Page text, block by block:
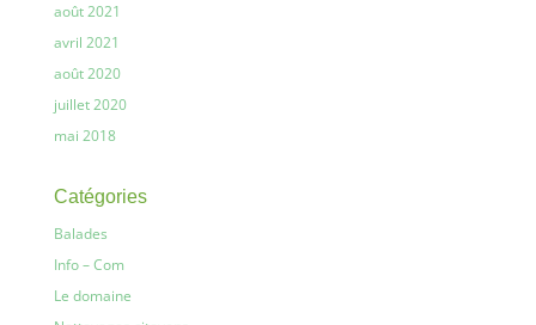
août 2021
avril 2021
août 2020
juillet 2020
mai 2018
Catégories
Balades
Info – Com
Le domaine